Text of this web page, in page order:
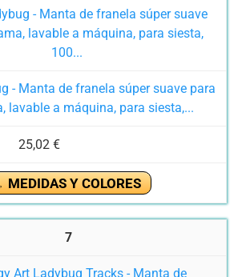
- Manta de franela súper suave para
lavable a máquina, para siesta,...
25,02 €
MEDIDAS Y COLORES
7